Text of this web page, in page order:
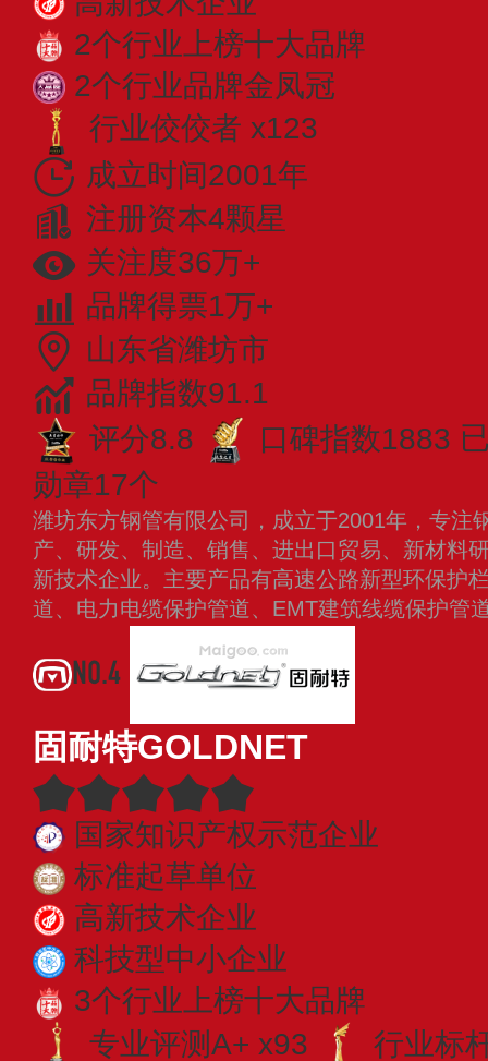
2个行业上榜十大品牌
2个行业品牌金凤冠
行业佼佼者 x123
成立时间2001年
注册资本4颗星
关注度36万+
品牌得票1万+
山东省潍坊市
品牌指数91.1
评分8.8
口碑指数1883
勋章17个
潍坊东方钢管有限公司，成立于2001年，专注
产、研发、制造、销售、进出口贸易、新材料
新技术企业。主要产品有高速公路新型环保护
道、电力电缆保护管道、EMT建筑线缆保护管
NO.4
固耐特GOLDNET
国家知识产权示范企业
标准起草单位
高新技术企业
科技型中小企业
3个行业上榜十大品牌
专业评测A+ x93
行业标